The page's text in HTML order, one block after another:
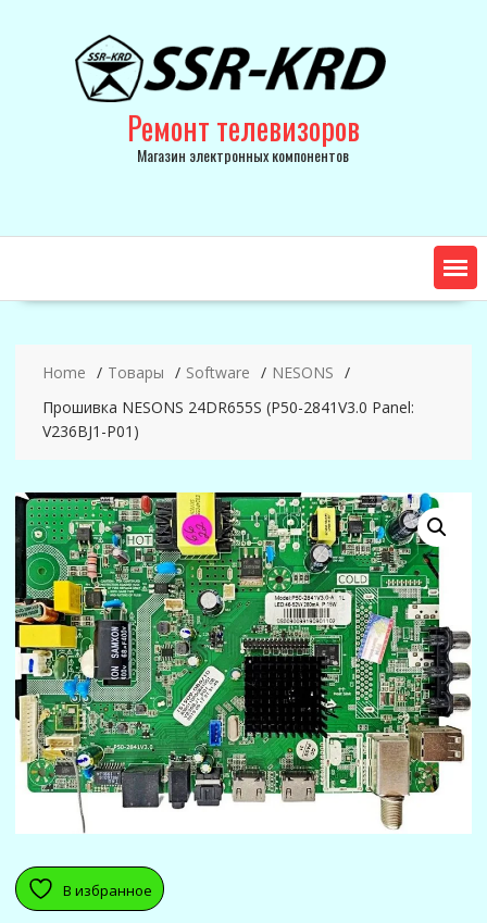
Ремонт телевизоров
Магазин электронных компонентов
Home Товары Software
NESONS
Прошивка NESONS 24DR655S (P50-2841V3.0 Panel:
V236BJ1-P01)
В избранное